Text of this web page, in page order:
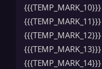
{{{TEMP_MARK_10}}}
{{{TEMP_MARK_11}}}
{{{TEMP_MARK_12}}}
{{{TEMP_MARK_13}}}
{{{TEMP_MARK_14}}}